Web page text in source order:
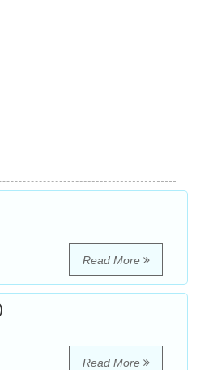
Read More
Read More